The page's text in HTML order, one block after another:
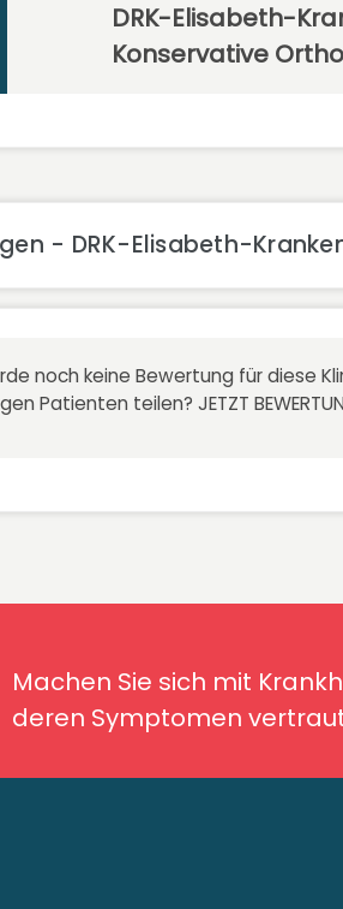
DRK-Elisabeth-
Konservative
- DRK-Elisabeth-
noch keine Bewertung für diese
Patienten teilen? JETZT
Machen Sie sich mit
deren Symptomen
Sie sich mit
Symptomen